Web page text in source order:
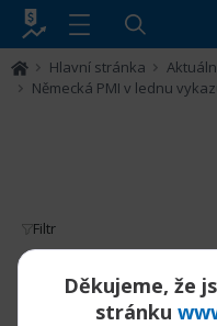
Hlavní stránka
Německá PMI v lednu
Děkujeme, že
stránku
Filtr
služby i výroba.